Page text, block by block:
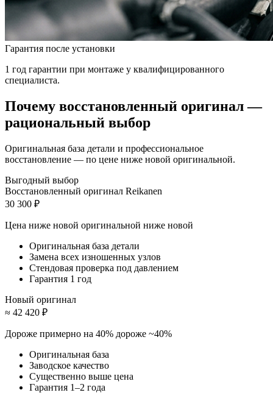
Гарантия после установки
1 год гарантии при монтаже у квалифицированного
специалиста.
Почему восстановленный оригинал —
рациональный выбор
Оригинальная база детали и профессиональное
восстановление — по цене ниже новой оригинальной.
Выгодный выбор
Восстановленный оригинал Reikanen
30 300 ₽
Цена ниже новой оригинальной ниже новой
Оригинальная база детали
Замена всех изношенных узлов
Стендовая проверка под давлением
Гарантия 1 год
Новый оригинал
≈ 42 420 ₽
Дороже примерно на 40% дороже ~40%
Оригинальная база
Заводское качество
Существенно выше цена
Гарантия 1–2 года